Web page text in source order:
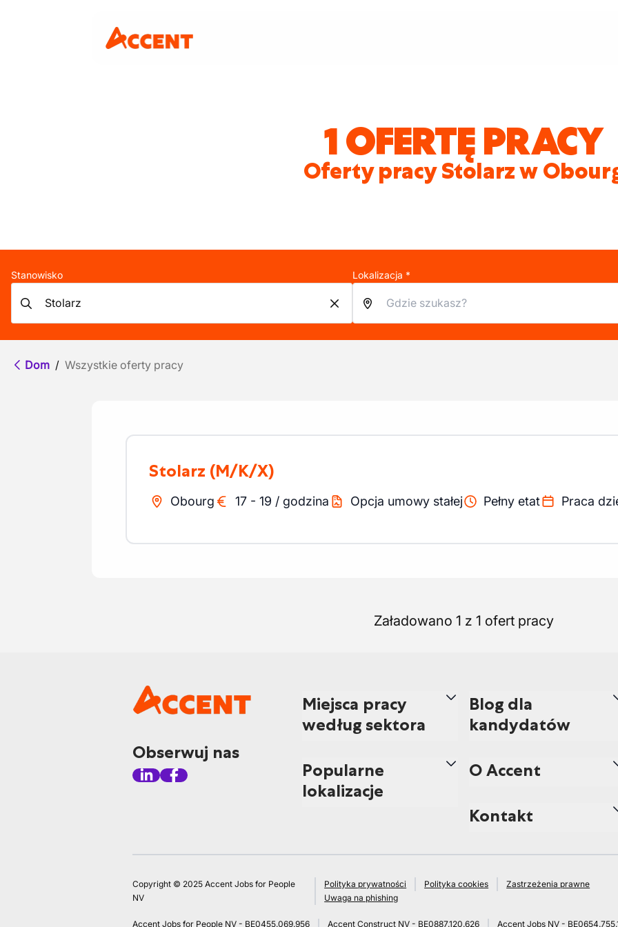
1 OFERTĘ PRACY
Oferty pracy Stolarz w
Stanowisko Lokalizacja *
Dom / Wszystkie oferty pracy
Stolarz (M/K/X)
Obourg 17 - 19 / godzina Opcja umowy stałej Pełny etat Praca
Załadowano 1 z 1 ofert pracy
Obserwuj nas
Miejsca pracy
według sektora
Popularne
lokalizacje
Blog dla
kandydatów
O Accent
Kontakt
Copyright © 2025 Accent Jobs for People
NV
Polityka prywatności Polityka cookies
Zastrzeżenia prawne
Uwaga na phishing
Accent Jobs for People NV - BE0455.069.956 Accent Construct NV - BE0887.120.626 Accent Jobs NV -